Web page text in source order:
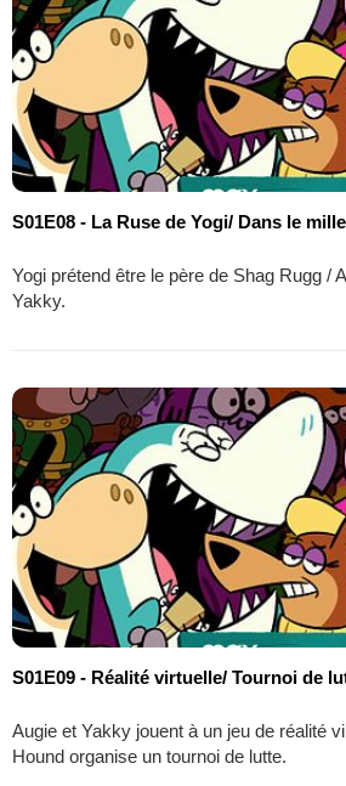
S01E08 - La Ruse de Yogi/ Dans le mille
Yogi prétend être le père de Shag Rugg /
Yakky.
S01E09 - Réalité virtuelle/ Tournoi de
Augie et Yakky jouent à un jeu de réalité
Hound organise un tournoi de lutte.